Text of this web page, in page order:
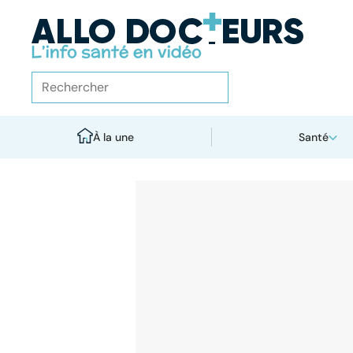
À la une Santé